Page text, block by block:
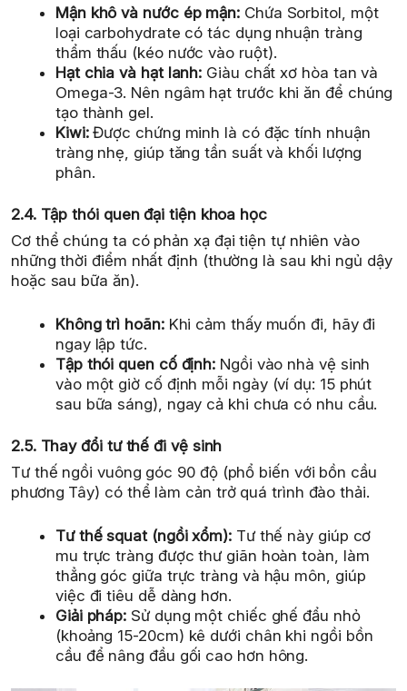
Mận khô và nước ép mận: Chứa Sorbitol, một
loại carbohydrate có tác dụng nhuận tràng
thẩm thấu (kéo nước vào ruột).
Hạt chia và hạt lanh: Giàu chất xơ hòa tan và
Omega-3. Nên ngâm hạt trước khi ăn để chúng
tạo thành gel.
Kiwi:Được chứng minh là có đặc tính nhuận
tràng nhẹ, giúp tăng tần suất và khối lượng
phân.
2.4. Tập thói quen đại tiện khoa học
Cơ thể chúng ta có phản xạ đại tiện tự nhiên vào
những thời điểm nhất định (thường là sau khi ngủ dậy
hoặc sau bữa ăn).
Không trì hoãn:Khi cảm thấy muốn đi, hãy đi
ngay lập tức.
Tập thói quen cố định: Ngồi vào nhà vệ sinh
vào một giờ cố định mỗi ngày (ví dụ: 15 phút
sau bữa sáng), ngay cả khi chưa có nhu cầu.
2.5. Thay đổi tư thế đi vệ sinh
Tư thế ngồi vuông góc 90 độ (phổ biến với bồn cầu
phương Tây) có thể làm cản trở quá trình đào thải.
Tư thế squat (ngồi xổm):Tư thế này giúp cơ
mu trực tràng được thư giãn hoàn toàn, làm
thẳng góc giữa trực tràng và hậu môn, giúp
việc đi tiêu dễ dàng hơn.
Giải pháp: Sử dụng một chiếc ghế đẩu nhỏ
(khoảng 15-20cm) kê dưới chân khi ngồi bồn
cầu để nâng đầu gối cao hơn hông.